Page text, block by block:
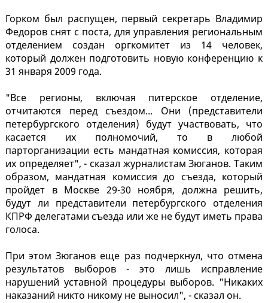
Горком был распущен, первый секретарь Владимир
Федоров снят с поста, для управления региональным
отделением создан оргкомитет из 14 человек,
который должен подготовить новую конференцию к
31 января 2009 года.
"Все регионы, включая питерское отделение,
отчитаются перед съездом... Они (представители
петербургского отделения) будут участвовать, что
касается их полномочий, то в любой
парторганизации есть мандатная комиссия, которая
их определяет", - сказал журналистам Зюганов. Таким
образом, мандатная комиссия до съезда, который
пройдет в Москве 29-30 ноября, должна решить,
будут ли представители петербургского отделения
КПРФ делегатами съезда или же не будут иметь права
голоса.
При этом Зюганов еще раз подчеркнул, что отмена
результатов выборов - это лишь исправление
нарушений уставной процедуры выборов. "Никаких
наказаний никто никому не выносил", - сказал он.